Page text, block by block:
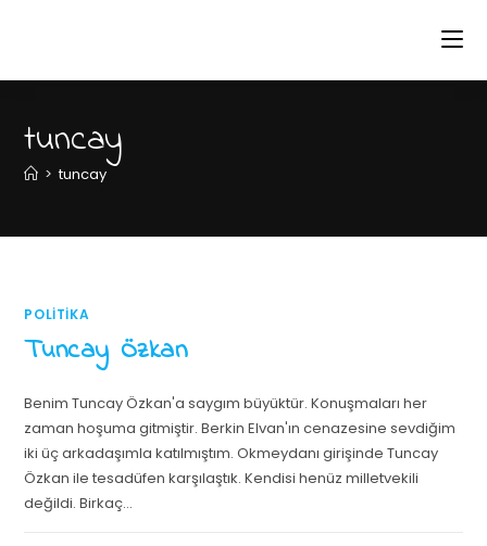
tuncay
> tuncay
POLITIKA
Tuncay Özkan
Benim Tuncay Özkan'a saygım büyüktür. Konuşmaları her
zaman hoşuma gitmiştir. Berkin Elvan'ın cenazesine sevdiğim
iki üç arkadaşımla katılmıştım. Okmeydanı girişinde Tuncay
Özkan ile tesadüfen karşılaştık. Kendisi henüz milletvekili
değildi. Birkaç…